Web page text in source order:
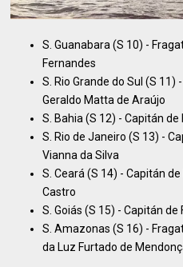
S. Guanabara (S 10) -
Fernandes
S. Rio Grande do Sul (S
Geraldo Matta de Araújo
S. Bahia (S 12) - Capitán
S. Rio de Janeiro (S 13) -
Vianna da Silva
S. Ceará (S 14) - Capitán
Castro
S. Goiás (S 15) - Capitán
S. Amazonas (S 16) -
da Luz Furtado de